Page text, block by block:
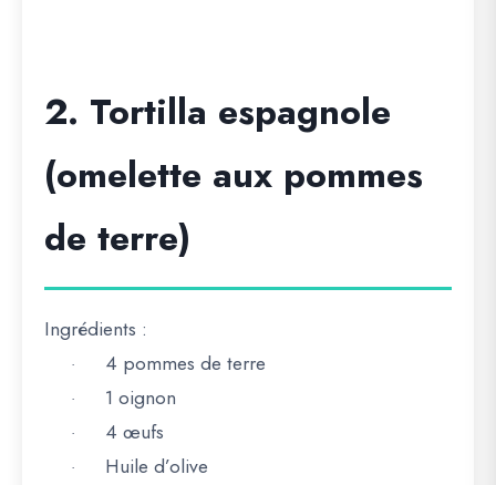
2. Tortilla espagnole
(omelette aux pommes
de terre)
Ingrédients :
· 4 pommes de terre
· 1 oignon
· 4 œufs
· Huile d’olive